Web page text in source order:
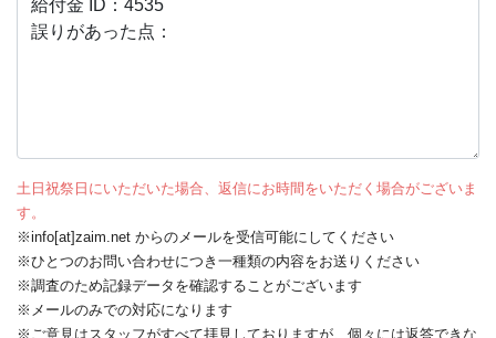
土日祝祭日にいただいた場合、返信にお時間をいただく場合がございま
す。
※info[at]zaim.net からのメールを受信可能にしてください
※ひとつのお問い合わせにつき一種類の内容をお送りください
※調査のため記録データを確認することがございます
※メールのみでの対応になります
※ご意見はスタッフがすべて拝見しておりますが、個々には返答できな